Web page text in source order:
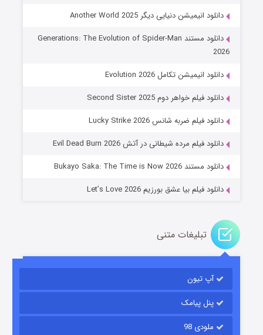
جادوگری در مغولستان
باب اسفنجی فصل ۱۷
قسمت۶ (زیرنویس) منتشر شد
دانلود انیمیشن دنیایی دیگر Another World 2025
دانلود مستند Generations: The Evolution of Spider-Man
2026
دانلود انیمیشن تکامل Evolution 2026
دانلود فیلم خواهر دوم Second Sister 2025
دانلود فیلم ضربه شانس Lucky Strike 2026
دانلود فیلم مرده شیطانی در آتش Evil Dead Burn 2026
دانلود مستند Bukayo Saka: The Time is Now 2026
دانلود فیلم بیا عشق بورزیم Let’s Love 2026
تبلیغات متنی
آپ تیون
پنل پیامک
ملودی 98